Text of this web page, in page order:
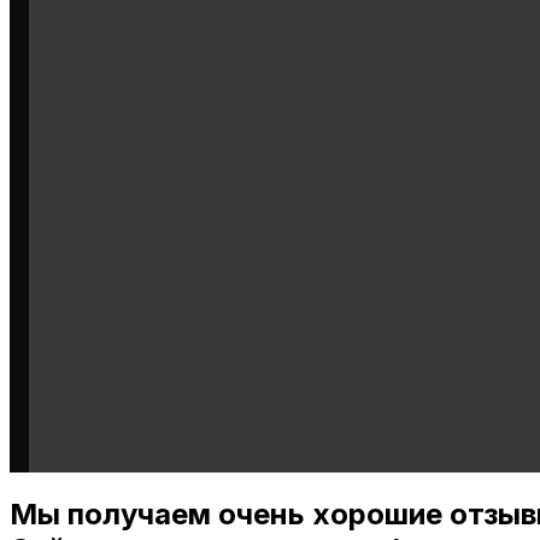
Мы получаем очень хорошие